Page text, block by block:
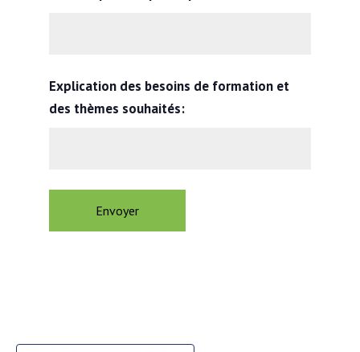
Explication des besoins de formation et
des thèmes souhaités: